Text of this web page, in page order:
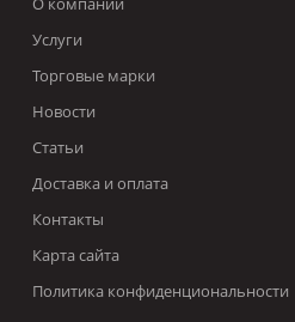
Услуги
Торговые марки
Новости
Статьи
Доставка и оплата
Контакты
Карта сайта
Политика конфиденциональности